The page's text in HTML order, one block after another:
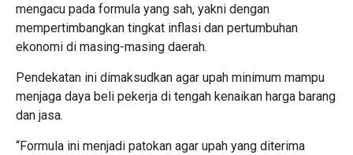
mengacu pada formula yang sah, yakni dengan
mempertimbangkan tingkat inflasi dan pertumbuhan
ekonomi di masing-masing daerah.
Pendekatan ini dimaksudkan agar upah minimum mampu
menjaga daya beli pekerja di tengah kenaikan harga barang
dan jasa.
“Formula ini menjadi patokan agar upah yang diterima